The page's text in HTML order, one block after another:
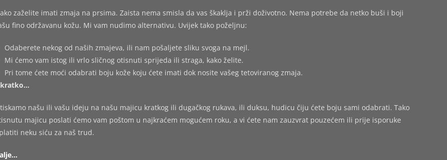
zaželite imati zmaja na prsima. Zaista nema smisla da vas škaklja i prži doživotno. Nema potrebe da netko buši i boji
fino održavanu kožu. Mi vam nudimo alternativu. Uvijek tako poželjnu:
Odaberete nekog od naših zmajeva, ili nam pošaljete sliku svoga na mejl.
Mi ćemo vam istog ili vrlo sličnog otisnuti sprijeda ili straga, kako želite.
Pri tome ćete moći odabrati boju kože koju ćete imati dok nosite vašeg tetoviranog zmaja.
našu ili vašu ideju na našu majicu kratkog ili dugačkog rukava, ili duksu, hudicu čiju ćete boju sami odabrati. Tako
majicu poslati ćemo vam poštom u najkraćem mogućem roku, a vi ćete nam zauzvrat pouzećem ili prije isporuke
neku siću za naš trud.